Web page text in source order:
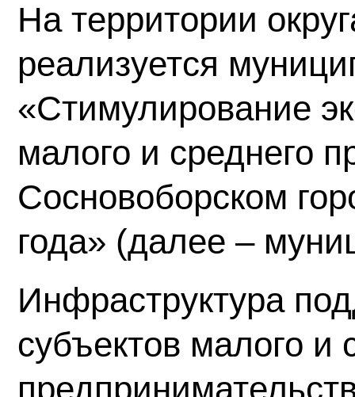
На территории
реализуется
«Стимулирование
малого и среднего
Сосновоборском
года» (далее –
Инфраструктура
субъектов малого и